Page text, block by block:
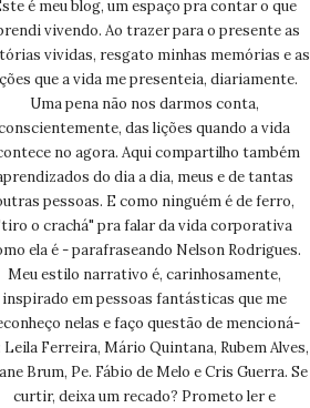
é meu blog, um espaço pra contar o que
vivendo. Ao trazer para o presente as
vividas, resgato minhas memórias e as
que a vida me presenteia, diariamente.
Uma pena não nos darmos conta,
das lições quando a vida
no agora. Aqui compartilho também
do dia a dia, meus e de tantas
pessoas. E como ninguém é de ferro,
o crachá" pra falar da vida corporativa
ela é - parafraseando Nelson Rodrigues.
Meu estilo narrativo é, carinhosamente,
inspirado em pessoas fantásticas que me
nelas e faço questão de mencioná-
Leila Ferreira, Mário Quintana, Rubem Alves,
Brum, Pe. Fábio de Melo e Cris Guerra. Se
curtir, deixa um recado? Prometo ler e